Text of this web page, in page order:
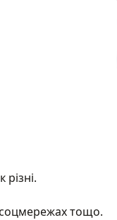
тощо.